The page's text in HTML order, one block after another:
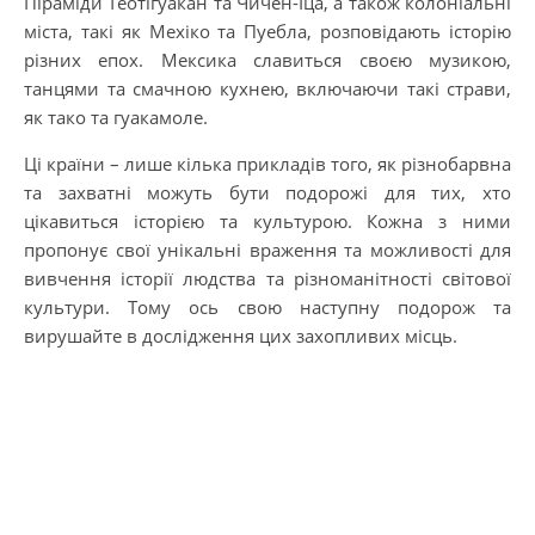
міста, такі як Мехіко та Пуебла, розповідають історію
різних епох. Мексика славиться своєю музикою,
танцями та смачною кухнею, включаючи такі страви,
як тако та гуакамоле.
Ці країни – лише кілька прикладів того, як різнобарвна
та захватні можуть бути подорожі для тих, хто
цікавиться історією та культурою. Кожна з ними
пропонує свої унікальні враження та можливості для
вивчення історії людства та різноманітності світової
культури. Тому ось свою наступну подорож та
вирушайте в дослідження цих захопливих місць.